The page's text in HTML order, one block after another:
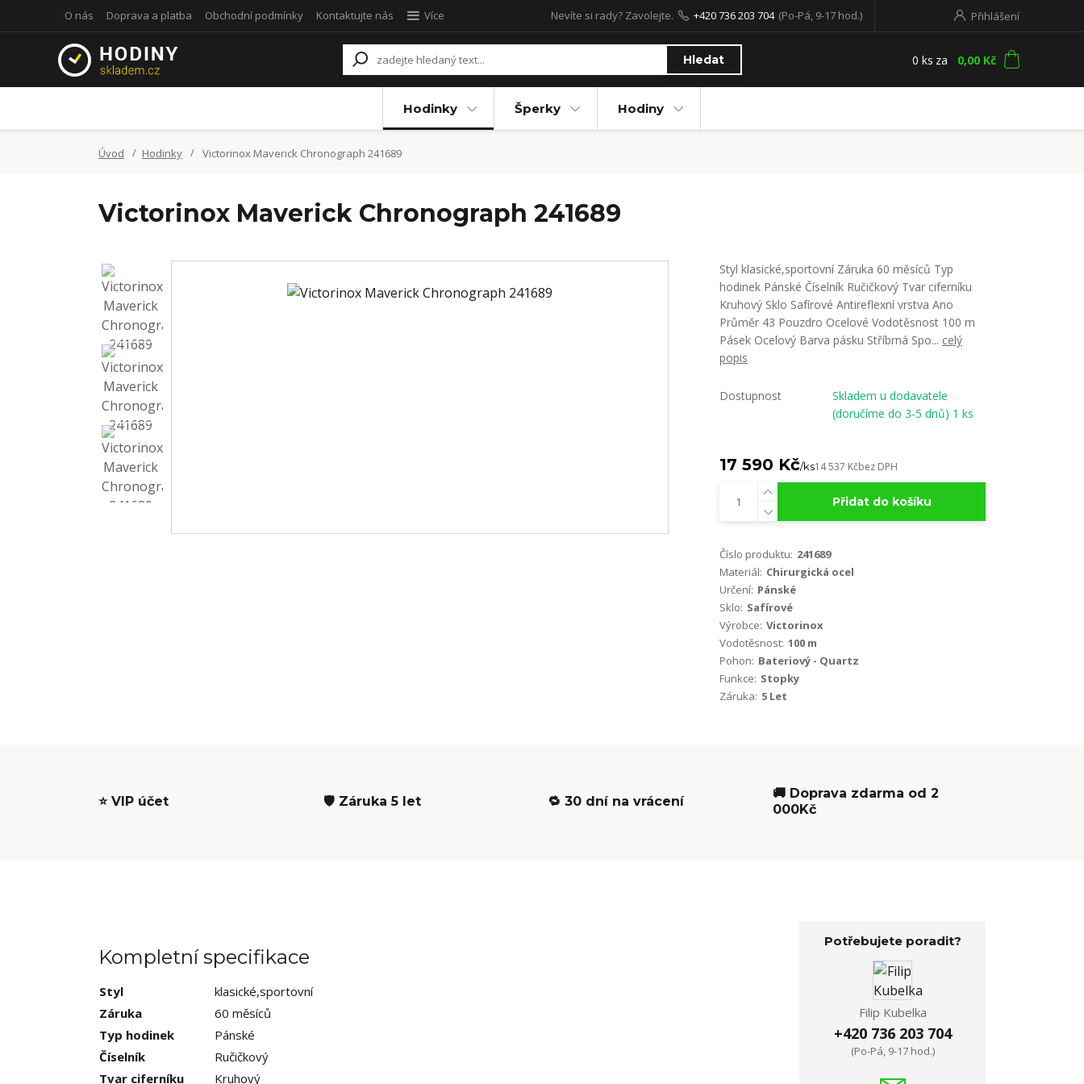
O nás Doprava a platba Obchodní podmínky Kontaktujte nás Více Přihlášení
Hledat
Nevíte si rady? Zavolejte. +420 736 203 704 (Po-Pá, 9-17 hod.)
0 ks za 0,00 Kč
Hodinky Šperky Hodiny
Úvod Hodinky Victorinox Maverick Chronograph 241689
Victorinox Maverick Chronograph 241689
Styl klasické,sportovní Záruka 60 měsíců Typ
hodinek Pánské Číselník Ručičkový Tvar ciferníku
Kruhový Sklo Safírové Antireflexní vrstva Ano
Průměr 43 Pouzdro Ocelové Vodotěsnost 100 m
Pásek Ocelový Barva pásku Stříbrná Spo... celý
popis
Dostupnost
Skladem u dodavatele
(doručíme do 3-5 dnů) 1 ks
17 590 Kč/ks14 537 Kčbez DPH
Přidat do košíku
Číslo produktu: 241689
Materiál: Chirurgická ocel
Určení: Pánské
Sklo: Safírové
Výrobce: Victorinox
Vodotěsnost: 100 m
Pohon: Bateriový - Quartz
Funkce: Stopky
Záruka: 5 Let
⭐ VIP účet 🛡️ Záruka 5 let 🔁 30 dní na vrácení
🚚 Doprava zdarma od 2
000Kč
Kompletní specifikace
Styl
klasické,sportovní
Záruka
60 měsíců
Typ hodinek
Pánské
Číselník
Ručičkový
Tvar ciferníku
Kruhový
Potřebujete poradit?
Filip Kubelka
+420 736 203 704
(Po-Pá, 9-17 hod.)